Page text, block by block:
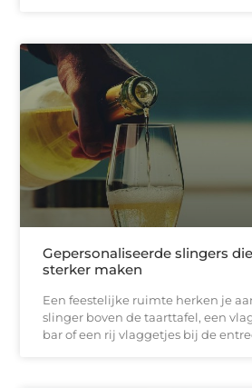
Gepersonaliseerde slingers
sterker maken
Een feestelijke ruimte herken je
slinger boven de taarttafel, een
bar of een rij vlaggetjes bij de